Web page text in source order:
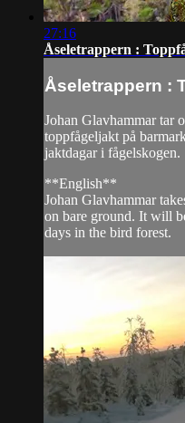
27:16
Åseletrappern :
Åseletrappern :
Johan Glavhammar tar
toppfågeljakt på
jaktdagar i fågelskogen.
**English**
Johan Glavhammar
on bare ground. It will
days in the bird forest.